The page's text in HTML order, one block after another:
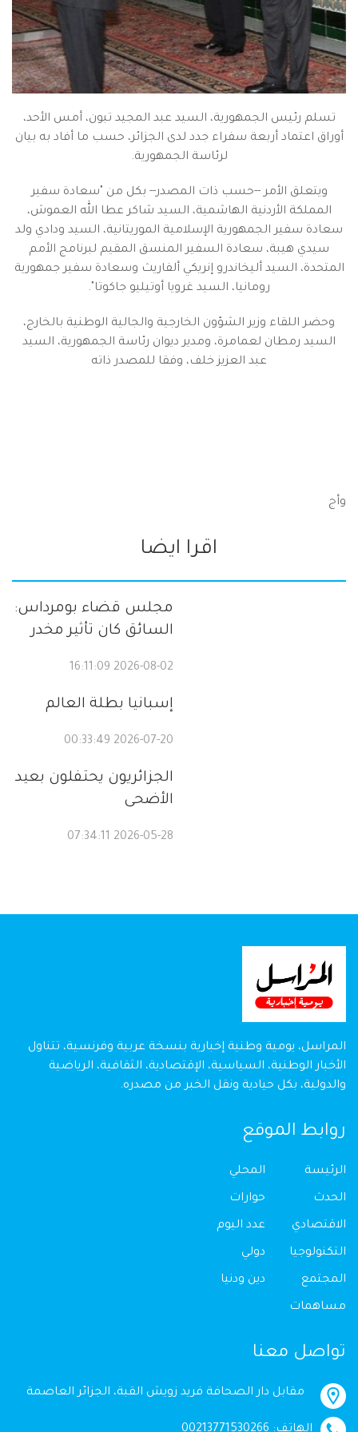
تسلم رئيس الجمهورية، السيد عبد المجيد تبون، أمس الأحد،
أوراق اعتماد أربعة سفراء جدد لدى الجزائر، حسب ما أفاد به بيان
لرئاسة الجمهورية.
ويتعلق الأمر --حسب ذات المصدر-- بكل من "سعادة سفير
المملكة الأردنية الهاشمية، السيد شاكر عطا الله العموش،
سعادة سفير الجمهورية الإسلامية الموريتانية، السيد ودادي ولد
سيدي هيبة، سعادة السفير المنسق المقيم لبرنامج الأمم
المتحدة، السيد أليخاندرو إنريكي ألفاريث وسعادة سفير جمهورية
رومانيا، السيد غرويا أوتيليو جاكوتا".
وحضر اللقاء وزير الشؤون الخارجية والجالية الوطنية بالخارج،
السيد رمطان لعمامرة، ومدير ديوان رئاسة الجمهورية، السيد
عبد العزيز خلف، وفقا للمصدر ذاته
وأج
اقرا ايضا
مجلس قضاء بومرداس:
السائق كان تأثير مخدر
2026-08-02 16:11:09
إسبانيا بطلة العالم
2026-07-20 00:33:49
الجزائريون يحتفلون بعيد
الأضحى
2026-05-28 07:34:11
المراسل، يومية وطنية إخبارية بنسخة عربية وفرنسية، تتناول
الأخبار الوطنية، السياسية، الإقتصادية، الثقافية، الرياضية
والدولية، بكل حيادية ونقل الخبر من مصدره.
روابط الموقع
الرئيسة
الحدث
الاقتصادي
التكنولوجيا
المجتمع
مساهمات
المحلي
حوارات
عدد اليوم
دولي
دين ودنيا
تواصل معنا
مقابل دار الصحافة فريد زويش القبة، الجزائر العاصمة
الهاتف: 00213771530266